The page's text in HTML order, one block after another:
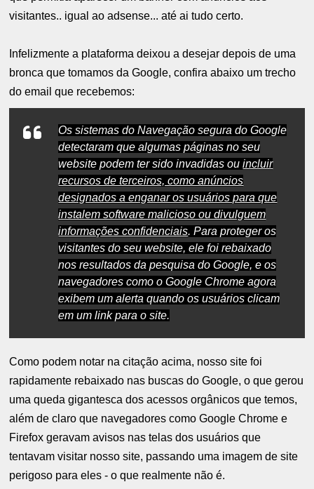
visitantes.. igual ao adsense... até ai tudo certo.
Infelizmente a plataforma deixou a desejar depois de uma
bronca que tomamos da Google, confira abaixo um trecho
do email que recebemos:
Os sistemas do Navegação segura do Google
detectaram que algumas páginas no seu
website podem ter sido invadidas ouincluir
recursos de terceiros, como anúncios
designados a enganar os usuários para que
instalem software malicioso ou divulguem
informações confidenciais. Para proteger os
visitantes do seu website, ele foi rebaixado
nos resultados da pesquisa do Google, e os
navegadores como o Google Chrome agora
exibem um alerta quando os usuários clicam
em um link para o site.
Como podem notar na citação acima, nosso site foi
rapidamente rebaixado nas buscas do Google, o que gerou
uma queda gigantesca dos acessos orgânicos que temos,
além de claro que navegadores como Google Chrome e
Firefox geravam avisos nas telas dos usuários que
tentavam visitar nosso site, passando uma imagem de site
perigoso para eles - o que realmente não é.